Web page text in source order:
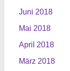
Juni 2018
Mai 2018
April 2018
März 2018